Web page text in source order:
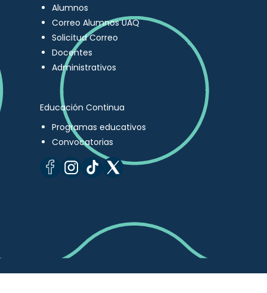
Alumnos
Correo Alumnos UAQ
Solicitud Correo
Docentes
Administrativos
Educación Continua
Programas educativos
Convocatorias